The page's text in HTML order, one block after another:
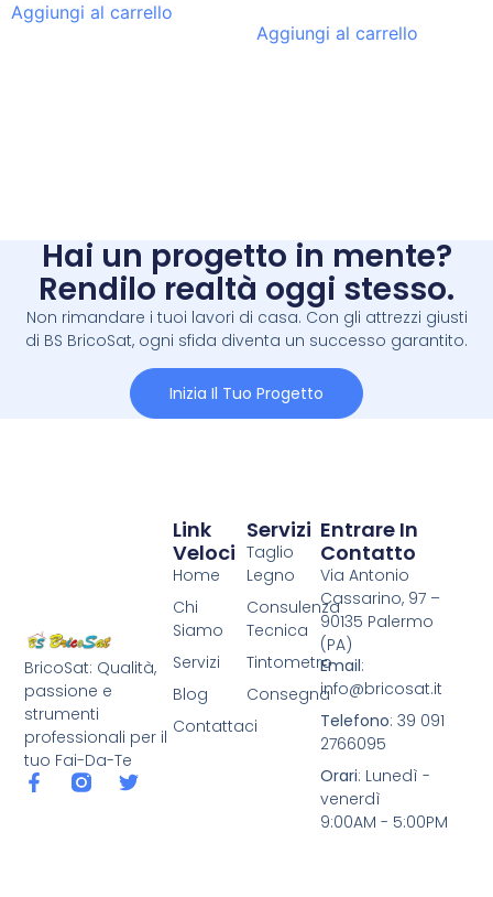
Aggiungi al carrello
Aggiungi al carrello
Hai un progetto in mente?
Rendilo realtà oggi stesso.
Non rimandare i tuoi lavori di casa. Con gli attrezzi giusti
di BS BricoSat, ogni sfida diventa un successo garantito.
Inizia Il Tuo Progetto
BricoSat: Qualità,
passione e
strumenti
professionali per il
tuo Fai-Da-Te
Servizi
Taglio
Legno
Consulenza
Tecnica
Tintometro
Consegna
Link
Veloci
Home
Chi
Siamo
Servizi
Blog
Contattaci
Entrare In
Contatto
Via Antonio
Cassarino, 97 –
90135 Palermo
(PA)
Email:
info@bricosat.it
Telefono: 39 091
2766095
Orari: Lunedì -
venerdì
9:00AM - 5:00PM